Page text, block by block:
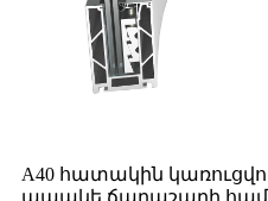
A40 հատակին
ապակե ճաղաշարի